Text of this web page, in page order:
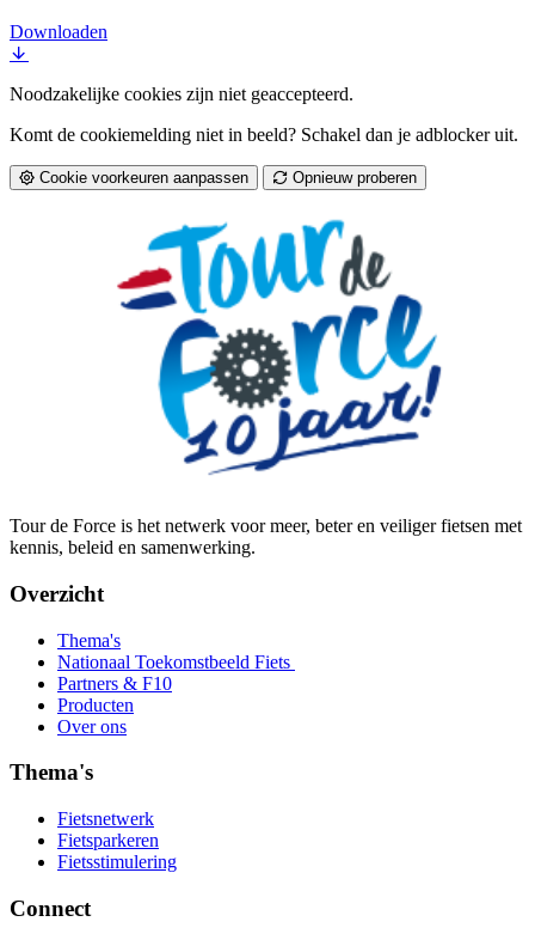
Downloaden
Noodzakelijke cookies zijn niet geaccepteerd.
Komt de cookiemelding niet in beeld? Schakel dan je adblocker uit.
Cookie voorkeuren aanpassen Opnieuw proberen
Tour de Force is het netwerk voor meer, beter en veiliger fietsen met
kennis, beleid en samenwerking.
Overzicht
Thema's
Nationaal Toekomstbeeld Fiets
Partners & F10
Producten
Over ons
Thema's
Fietsnetwerk
Fietsparkeren
Fietsstimulering
Connect